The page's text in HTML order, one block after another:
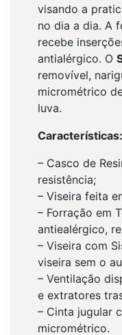
visando a
no dia a dia. A
recebe
antialérgico. O
removível,
micrométrico
luva.
Características:
– Casco de
resistência;
– Viseira feita
– Forração em
antiealérgico,
– Viseira com
viseira sem o
– Ventilação
e extratores
– Cinta jugular
micrométrico.